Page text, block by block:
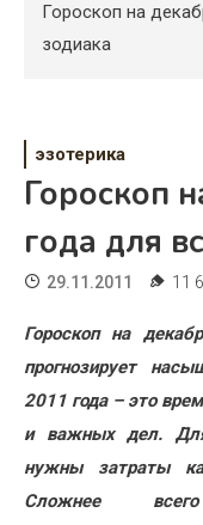
Психология
Дом
Жизнь
Хобби
Красота
Недвижимость
Гороскоп на
зодиака
эзотерика
Гороскоп
года для
29.11.2011 11
Гороскоп на
прогнозирует
2011 года – это
и важных дел. Для
нужны затраты
Сложнее